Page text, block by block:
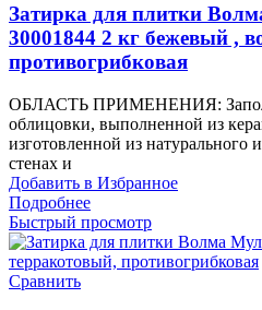
Затирка для плитки
30001844 2 кг бежевый ,
противогрибковая
ОБЛАСТЬ ПРИМЕНЕНИЯ:
облицовки, выполненной из
изготовленной из натурального
стенах и
Добавить в Избранное
Подробнее
Быстрый просмотр
Сравнить